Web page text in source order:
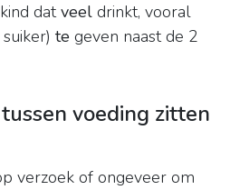
datveel drinkt, vooral
te geven naast de 2
voeding zitten
verzoek of ongeveer om